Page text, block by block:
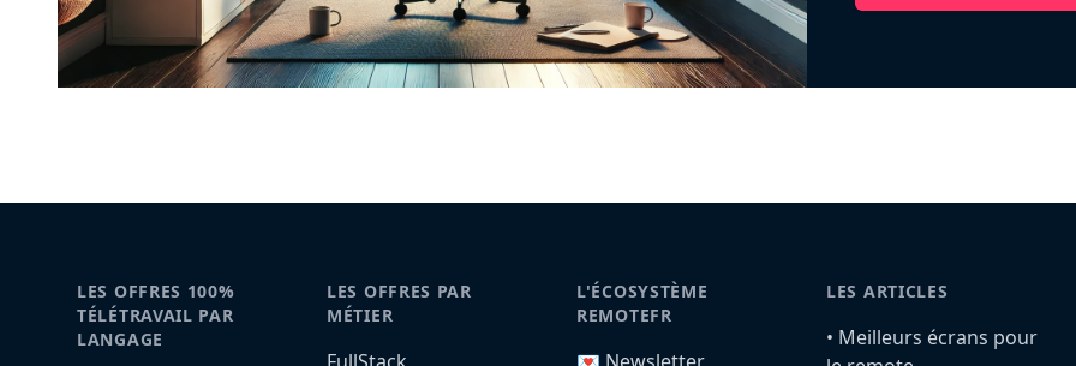
LES OFFRES 100%
TÉLÉTRAVAIL PAR
LANGAGE
LES OFFRES PAR
MÉTIER
L'ÉCOSYSTÈME
REMOTEFR
LES ARTICLES
•️ Meilleurs écrans pour